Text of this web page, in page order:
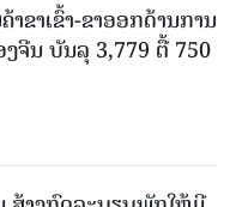
າຂາເຂົ້າ-ຂາອອກດ້ານການ
ຈີນ ບັນລຸ 3,779 ຕື້ 750